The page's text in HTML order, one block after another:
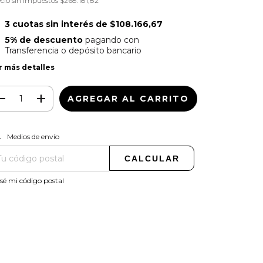
3 cuotas sin interés de $108.166,67
5% de descuentopagando con
Transferencia o depósito bancario
más detalles
para el CP:
Medios de envío
CALCULAR
mi código postal